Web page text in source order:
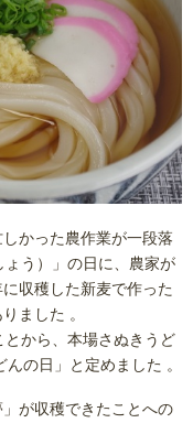
かった農作業が一段落
う）」の日に、農家が
収穫した新麦で作った
ました 。
から、本場さぬきうど
の日」と定めました 。
が収穫できたことへの